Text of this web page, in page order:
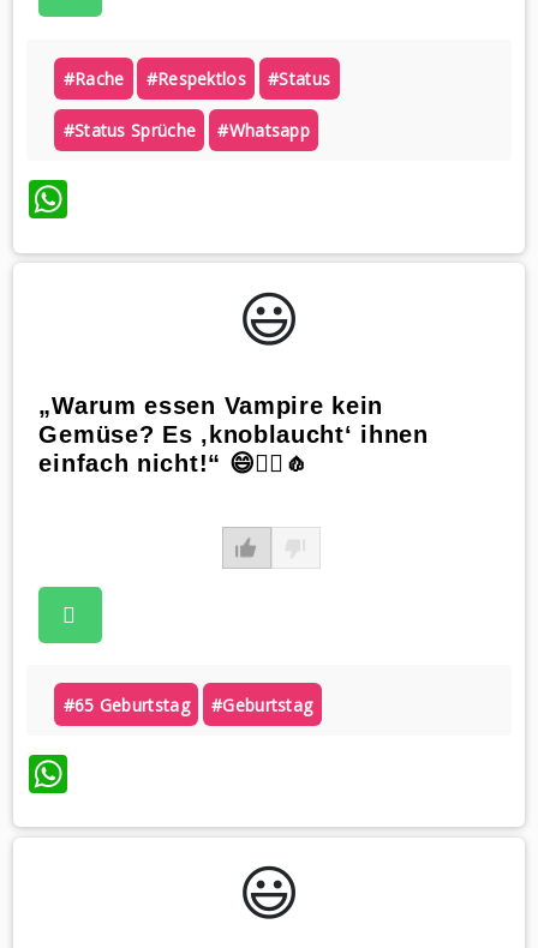
#rache #respektlos #status
#status Sprüche #whatsapp
WhatsApp
😃️
„Warum essen Vampire kein
Gemüse? Es ‚knoblaucht‘ ihnen
einfach nicht!“ 😄🧛‍♂️🧄
#65 Geburtstag #geburtstag
WhatsApp
😃️